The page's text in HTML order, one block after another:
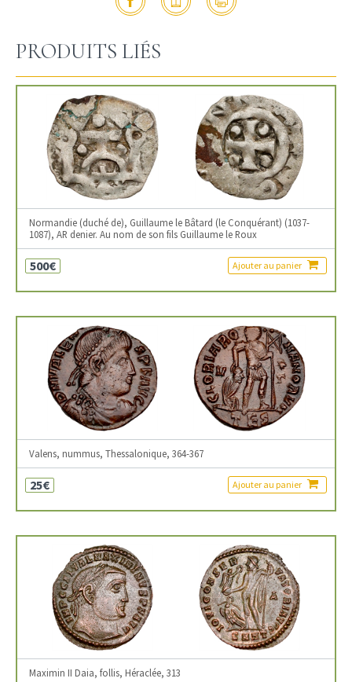
PRODUITS LIÉS
Normandie (duché de), Guillaume le Bâtard (le Conquérant) (1037-
1087), AR denier. Au nom de son fils Guillaume le Roux
500€ Ajouter au panier
Valens, nummus, Thessalonique, 364-367
25€ Ajouter au panier
Maximin II Daia, follis, Héraclée, 313